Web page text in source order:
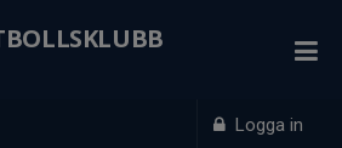
Logga in